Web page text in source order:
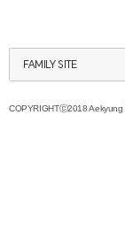
FAMILY SITE
COPYRIGHTⓒ2018 Aekyung